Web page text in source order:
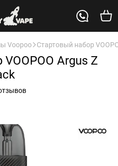
Voopoo Стартовый набор
Argus Z